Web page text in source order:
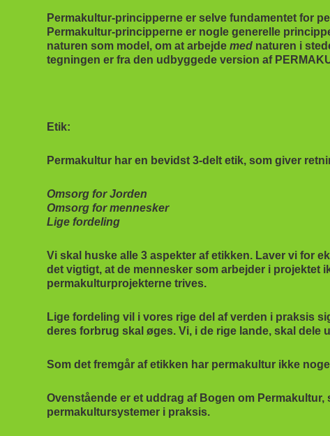
Permakultur-principperne er selve fundamentet for
Permakultur-principperne er nogle generelle
naturen som model, om at arbejdemed naturen i
tegningen er fra den udbyggede version af
Etik:
Permakultur har en bevidst 3-delt etik, som giver
Omsorg for Jorden
Omsorg for mennesker
Lige fordeling
Vi skal huske alle 3 aspekter af etikken. Laver vi for
det vigtigt, at de mennesker som arbejder i projektet
permakulturprojekterne trives.
Lige fordeling vil i vores rige del af verden i praksis
deres forbrug skal øges. Vi, i de rige lande, skal
Som det fremgår af etikken har permakultur ikke
Ovenstående er et uddrag af Bogen om
permakultursystemer i praksis.